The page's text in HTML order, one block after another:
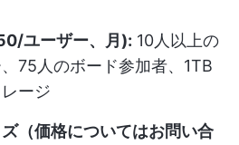
ユーザー、月): 10人以上の
75人のボード参加者、1TB
ージ
（価格についてはお問い合